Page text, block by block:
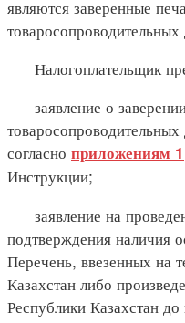
являются заверенные
Налогоплательщик
заявление о
согласно приложениям 1
Инструкции;
заявление на
подтверждения наличия
Перечень, ввезенных на
Казахстан либо
Республики Казахстан